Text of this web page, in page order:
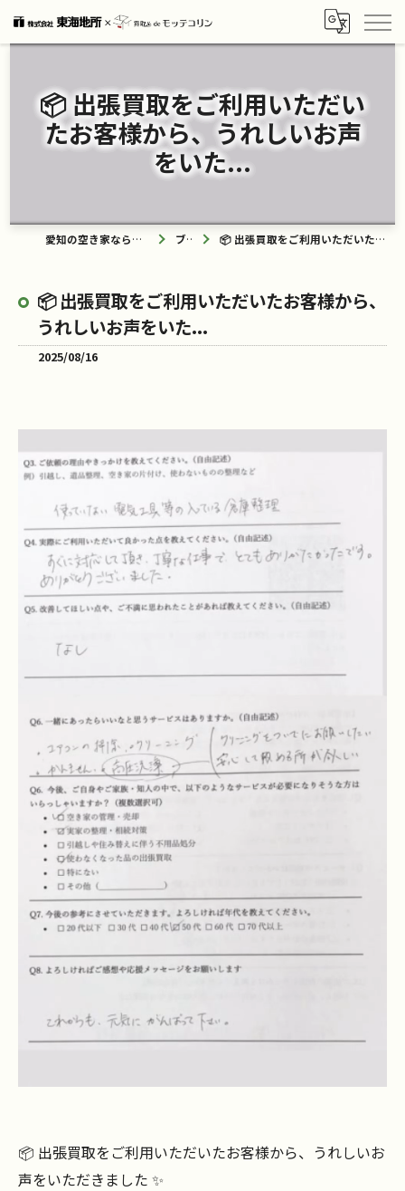
📦 出張買取をご利用いただい
たお客様から、うれしいお声
をいた...
愛知の空き家なら買取ル de モッテコリン ブログ 📦 出張買取をご利用いただいたお客様から、うれしいお声をいた...
📦 出張買取をご利用いただいたお客様から、
うれしいお声をいた...
2025/08/16
📦 出張買取をご利用いただいたお客様から、うれしいお
声をいただきました ✨